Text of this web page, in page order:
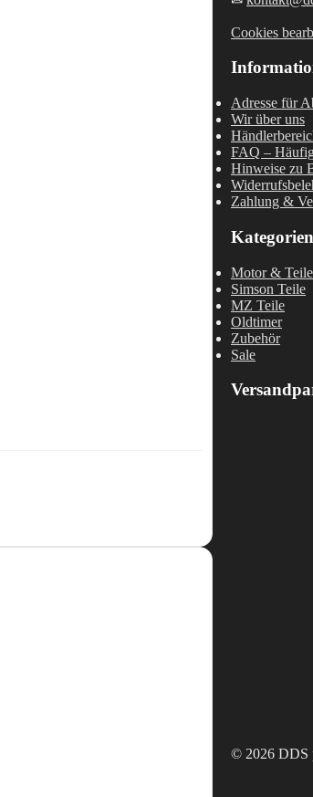
Cookies
Adresse für
Wir über uns
FAQ –
Hinweise zu
Zahlung &
Motor &
Simson Teile
MZ Teile
Oldtimer
Zubehör
Sale
© 2026 DDS